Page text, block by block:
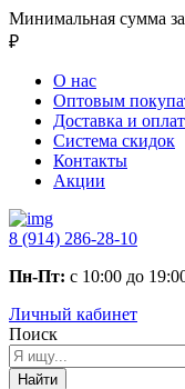
Минимальная сумма
₽
О нас
Оптовым
Доставка и
Система скидок
Контакты
Акции
8 (914) 286-28-10
Пн-Пт: с 10:00 до
Личный кабинет
Поиск
Найти